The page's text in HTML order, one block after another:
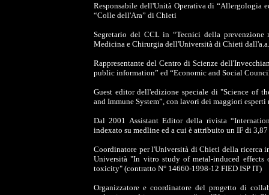
Responsabile dell'Unità Operativa di “Allergologia
“Colle dell'Ara” di Chieti
Segretario del CCL in “Tecnici della
Medicina e Chirurgia dell'Università di Chieti
Rappresentante del Centro di Scienze
public information” ed “Economic and Social
Guest editor dell'edizione speciale di "Science of
and Immune System”, con lavori dei maggiori
Dal 2001 Assistant Editor della rivista
indexato su medline ed a cui è attribuito un IF di
Coordinatore per l'Università di Chieti della ricerca
Università "In vitro study of metal-induced effects
toxicity" (contratto N° 14660-1998-12 FIED ISP IT)
Organizzatore e coordinatore del progetto di